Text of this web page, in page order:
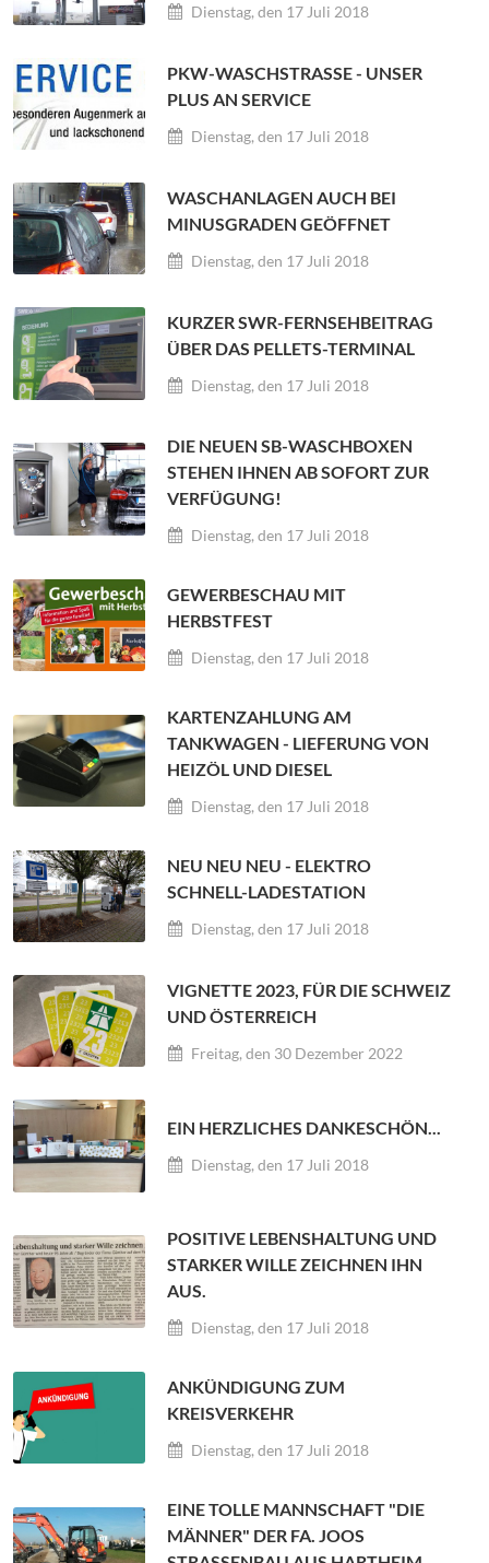
Dienstag, den 17 Juli 2018
PKW-WASCHSTRASSE - UNSER P
LUS AN SERVICE
Dienstag, den 17 Juli 2018
WASCHANLAGEN AUCH BEI
MINUSGRADEN GEÖFFNET
Dienstag, den 17 Juli 2018
KURZER SWR-FERNSEHBEITRAG
ÜBER DAS PELLETS-TERMINAL
Dienstag, den 17 Juli 2018
DIE NEUEN SB-WASCHBOXEN
STEHEN IHNEN AB SOFORT ZUR
VERFÜGUNG!
Dienstag, den 17 Juli 2018
GEWERBESCHAU MIT
HERBSTFEST
Dienstag, den 17 Juli 2018
KARTENZAHLUNG AM
TANKWAGEN - LIEFERUNG VON
HEIZÖL UND DIESEL
Dienstag, den 17 Juli 2018
NEU NEU NEU - ELEKTRO
SCHNELL-LADESTATION
Dienstag, den 17 Juli 2018
VIGNETTE 2023, FÜR DIE SCHWEIZ
UND ÖSTERREICH
Freitag, den 30 Dezember 2022
EIN HERZLICHES DANKESCHÖN...
Dienstag, den 17 Juli 2018
POSITIVE LEBENSHALTUNG UND
STARKER WILLE ZEICHNEN IHN
AUS.
Dienstag, den 17 Juli 2018
ANKÜNDIGUNG ZUM
KREISVERKEHR
Dienstag, den 17 Juli 2018
EINE TOLLE MANNSCHAFT "DIE
MÄNNER" DER FA. JOOS